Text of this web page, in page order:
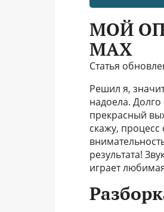
МОЙ
MAX
Статья
Решил я,
надоела.
прекрасный
скажу, процесс
результата!
играет